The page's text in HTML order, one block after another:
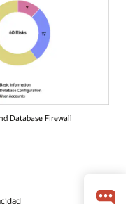
Database Firewall